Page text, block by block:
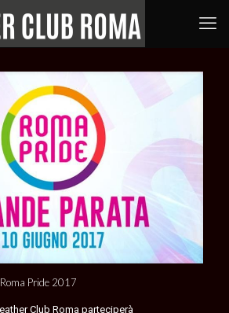
Pride 2017
Club Roma parteciperà